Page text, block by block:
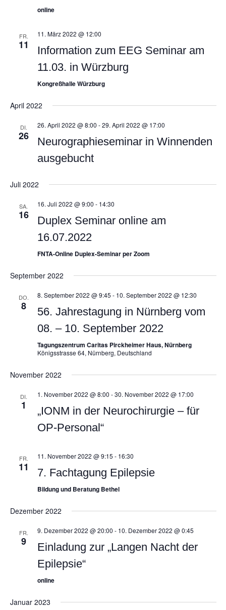
online
FR.
11
11. März 2022 @ 12:00
Information zum EEG Seminar am
11.03. in Würzburg
Kongreßhalle Würzburg
April 2022
DI.
26
26. April 2022 @ 8:00 -29. April 2022 @ 17:00
Neurographieseminar in Winnenden
ausgebucht
Juli 2022
SA.
16
16. Juli 2022 @ 9:00 - 14:30
Duplex Seminar online am
16.07.2022
FNTA-Online Duplex-Seminar per Zoom
September 2022
DO.
8
8. September 2022 @ 9:45 - 10. September 2022 @ 12:30
56. Jahrestagung in Nürnberg vom
08. – 10. September 2022
Tagungszentrum Caritas Pirckheimer Haus, Nürnberg
Königsstrasse 64, Nürnberg, Deutschland
November 2022
DI.
1
1. November 2022 @ 8:00 -30. November 2022 @ 17:00
„IONM in der Neurochirurgie – für
OP-Personal“
FR.
11
11. November 2022 @ 9:15 - 16:30
7. Fachtagung Epilepsie
Bildung und Beratung Bethel
Dezember 2022
FR.
9
9. Dezember 2022 @ 20:00 - 10. Dezember 2022 @ 0:45
Einladung zur „Langen Nacht der
Epilepsie“
online
Januar 2023
Kontakt
0151-68135810
Navigation